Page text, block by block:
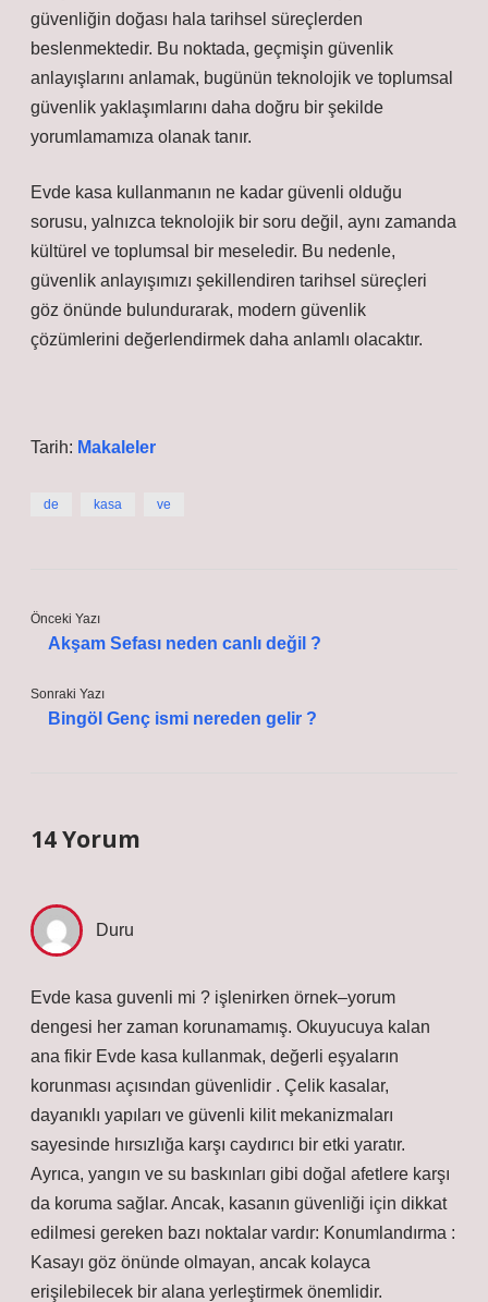
güvenliğin doğası hala tarihsel süreçlerden
beslenmektedir. Bu noktada, geçmişin güvenlik
anlayışlarını anlamak, bugünün teknolojik ve toplumsal
güvenlik yaklaşımlarını daha doğru bir şekilde
yorumlamamıza olanak tanır.
Evde kasa kullanmanın ne kadar güvenli olduğu
sorusu, yalnızca teknolojik bir soru değil, aynı zamanda
kültürel ve toplumsal bir meseledir. Bu nedenle,
güvenlik anlayışımızı şekillendiren tarihsel süreçleri
göz önünde bulundurarak, modern güvenlik
çözümlerini değerlendirmek daha anlamlı olacaktır.
Tarih: Makaleler
de kasa ve
Önceki Yazı
Akşam Sefası neden canlı değil ?
Sonraki Yazı
Bingöl Genç ismi nereden gelir ?
14 Yorum
Duru
Evde kasa guvenli mi ? işlenirken örnek–yorum
dengesi her zaman korunamamış. Okuyucuya kalan
ana fikir Evde kasa kullanmak, değerli eşyaların
korunması açısından güvenlidir . Çelik kasalar,
dayanıklı yapıları ve güvenli kilit mekanizmaları
sayesinde hırsızlığa karşı caydırıcı bir etki yaratır.
Ayrıca, yangın ve su baskınları gibi doğal afetlere karşı
da koruma sağlar. Ancak, kasanın güvenliği için dikkat
edilmesi gereken bazı noktalar vardır: Konumlandırma :
Kasayı göz önünde olmayan, ancak kolayca
erişilebilecek bir alana yerleştirmek önemlidir.